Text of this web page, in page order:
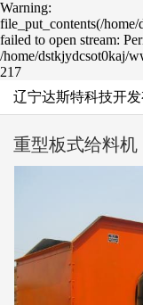
Warning:
file_put_contents(/
failed to open stream:
/home/dstkjydcsot0kaj/
217
辽宁达斯特科技开发
重型板式给料机